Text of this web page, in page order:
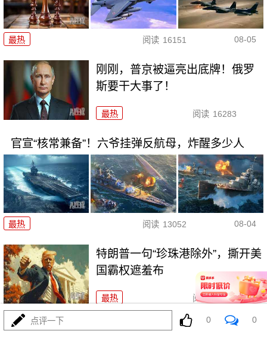
最热 阅读 16151 08-05
刚刚，普京被逼亮出底牌！俄罗
斯要干大事了！
最热 阅读 16283
官宣“核常兼备”！六爷挂弹反航母，炸醒多少人
最热 阅读 13052 08-04
特朗普一句“珍珠港除外”，撕开美
国霸权遮羞布
最热 阅读 12001
里海一声巨响，这次差点把两场战争炸成一锅粥！
点评一下 0 0